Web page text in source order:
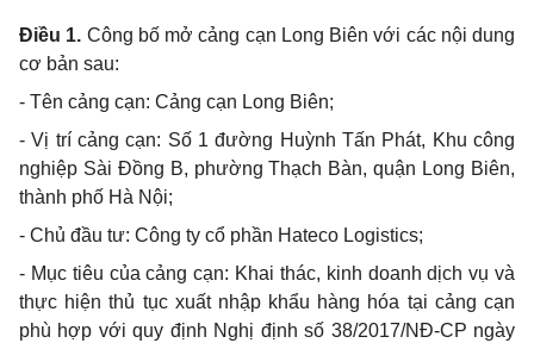
Điều 1. Công bố mở cảng cạn Long Biên với các nội dung
cơ bản sau:
- Tên cảng cạn: Cảng cạn Long Biên;
-Vị trí cảng cạn: Số 1 đường Huỳnh Tấn Phát, Khu công
nghiệp Sài Đồng B, phường Thạch Bàn, quận Long Biên,
thành phố Hà Nội;
- Chủ đầu tư: Công ty cổ phần Hateco Logistics;
- Mục tiêu của cảng cạn: Khai thác, kinh doanh dịch vụ và
thực hiện thủ tục xuất nhập khẩu hàng hóa tại cảng cạn
phù hợp với quy định Nghị định số 38/2017/NĐ-CP ngày